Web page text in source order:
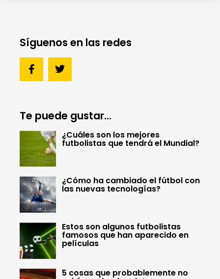
Síguenos en las redes
Te puede gustar...
¿Cuáles son los mejores
futbolistas que tendrá el Mundial?
¿Cómo ha cambiado el fútbol con
las nuevas tecnologías?
Estos son algunos futbolistas
famosos que han aparecido en
películas
5 cosas que probablemente no